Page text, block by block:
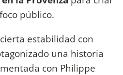
público.
estabilidad con
una historia
con Philippe